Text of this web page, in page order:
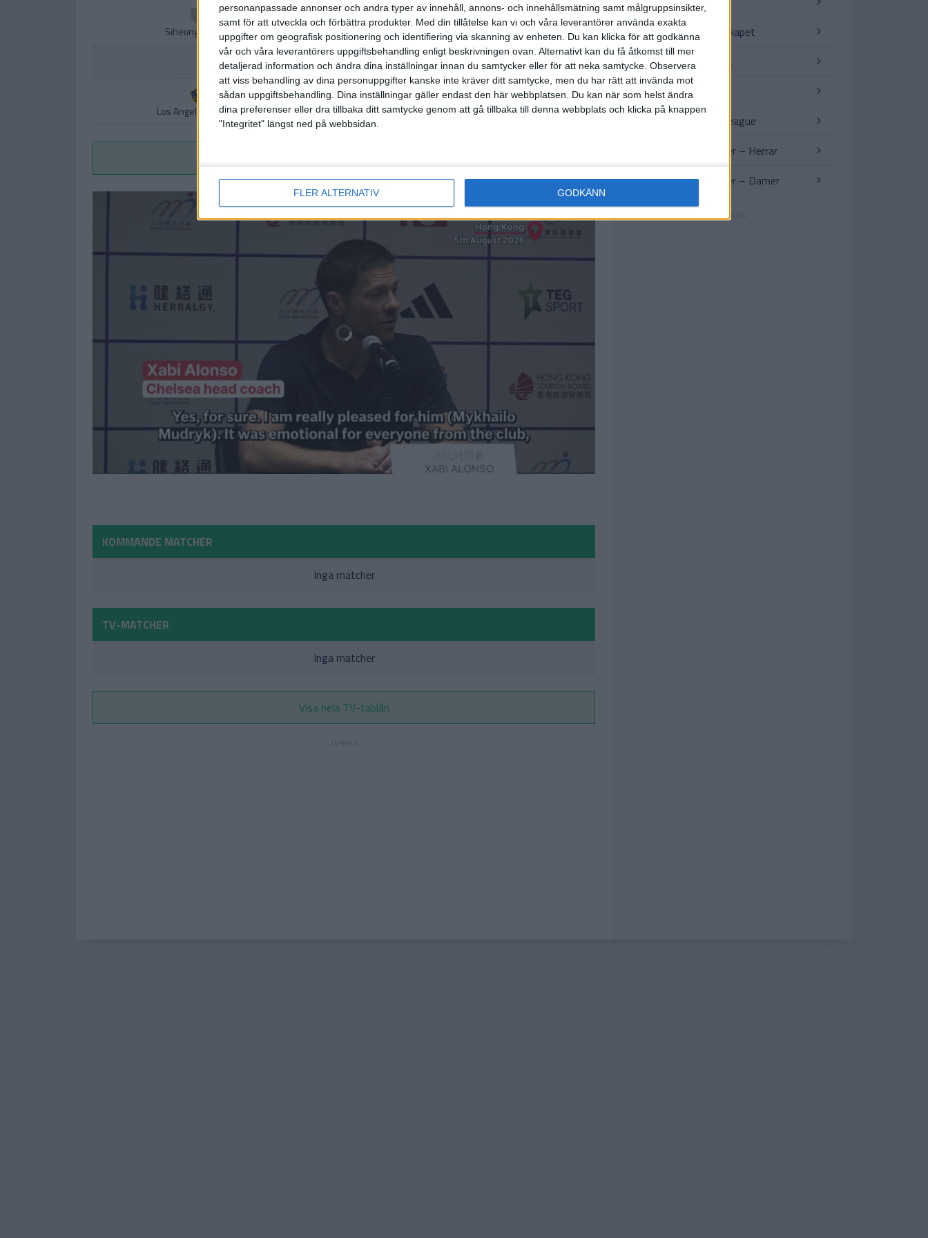
personanpassade annonser och andra typer av innehåll, annons- och innehållsmätning samt målgruppsinsikter,
samt för att utveckla och förbättra produkter. Med din tillåtelse kan vi och våra leverantörer använda exakta
uppgifter om geografisk positionering och identifiering via skanning av enheten. Du kan klicka för att godkänna
vår och våra leverantörers uppgiftsbehandling enligt beskrivningen ovan. Alternativt kan du få åtkomst till mer
detaljerad information och ändra dina inställningar innan du samtycker eller för att neka samtycke. Observera
att viss behandling av dina personuppgifter kanske inte kräver ditt samtycke, men du har rätt att invända mot
sådan uppgiftsbehandling. Dina inställningar gäller endast den här webbplatsen. Du kan när som helst ändra
dina preferenser eller dra tillbaka ditt samtycke genom att gå tillbaka till denna webbplats och klicka på knappen
"Integritet" längst ned på webbsidan.
FLER ALTERNATIV GODKÄNN
Siheung Citizen 0-6 Vietnam
Fre 3/7
Los Angeles Galaxy 0-0 El Salvador
KOMMANDE MATCHER
Inga matcher
TV-MATCHER
Inga matcher
Visa hela TV-tablån
Afrikanska Mästerskapet
VM-kval Sydamerika
Copa America
AFC – Champions League
Träningslandskamper – Herrar
Träningslandskamper – Damer